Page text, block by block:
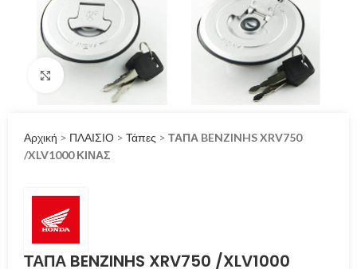
Click to enlarge
Αρχική > ΠΛΑΙΣΙΟ > Τάπες > ΤΑΠΑ BENZINHS XRV750
/XLV1000 ΚΙΝΑΣ
ΤΑΠΑ BENZINHS XRV750 /XLV1000